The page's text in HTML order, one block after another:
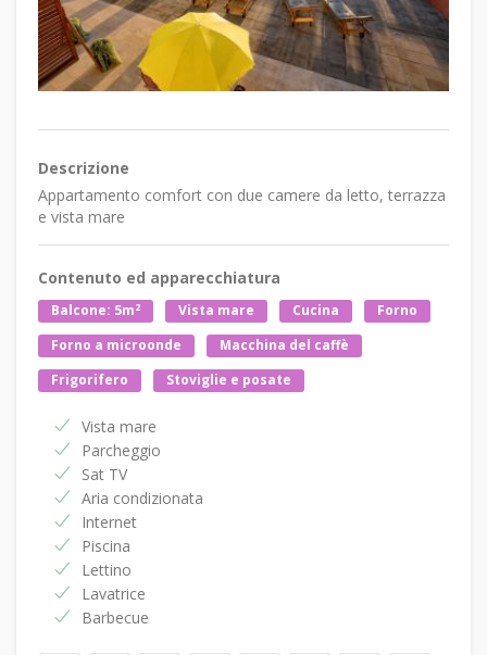
Descrizione
Appartamento comfort con due camere da letto, terrazza
e vista mare
Contenuto ed apparecchiatura
Balcone: 5m2 Vista mare Cucina
Forno
Forno a microonde
Macchina del caffè
Frigorifero
Stoviglie e posate
Vista mare
Parcheggio
Sat TV
Aria condizionata
Internet
Piscina
Lettino
Lavatrice
Barbecue